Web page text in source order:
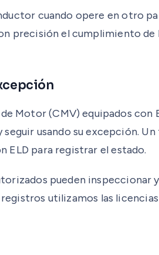
cuando opere en otro
precisión el cumplimiento
Motor (CMV) equipados con
usando su excepción.
ELD para registrar el estado.
pueden
utilizamos las